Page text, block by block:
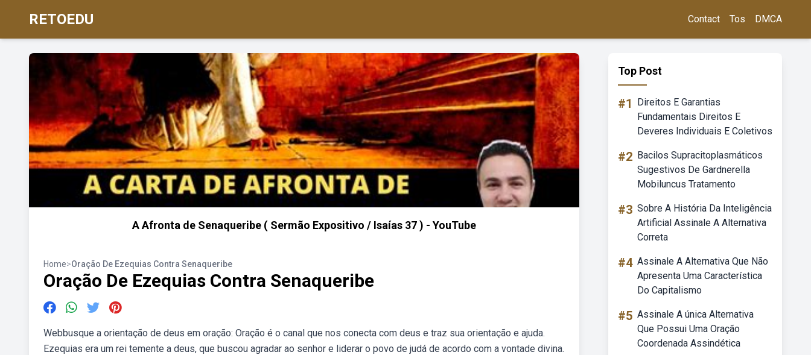
RETOEDU Contact Tos DMCA
A Afronta de Senaqueribe ( Sermão Expositivo / Isaías 37 ) - YouTube
Home>Oração De Ezequias Contra Senaqueribe
Oração De Ezequias Contra Senaqueribe
Webbusque a orientação de deus em oração: Oração é o canal que nos conecta com deus e traz sua orientação e ajuda.
Ezequias era um rei temente a deus, que buscou agradar ao senhor e liderar o povo de judá de acordo com a vontade divina.
Top Post
#1
Direitos E Garantias
Fundamentais Direitos E
Deveres Individuais E Coletivos
#2 Bacilos Supracitoplasmáticos
Sugestivos De Gardnerella
Mobiluncus Tratamento
#3 Sobre A História Da Inteligência
Artificial Assinale A Alternativa
Correta
#4 Assinale A Alternativa Que Não
Apresenta Uma Característica
Do Capitalismo
#5 Assinale A única Alternativa
Que Possui Uma Oração
Coordenada Assindética